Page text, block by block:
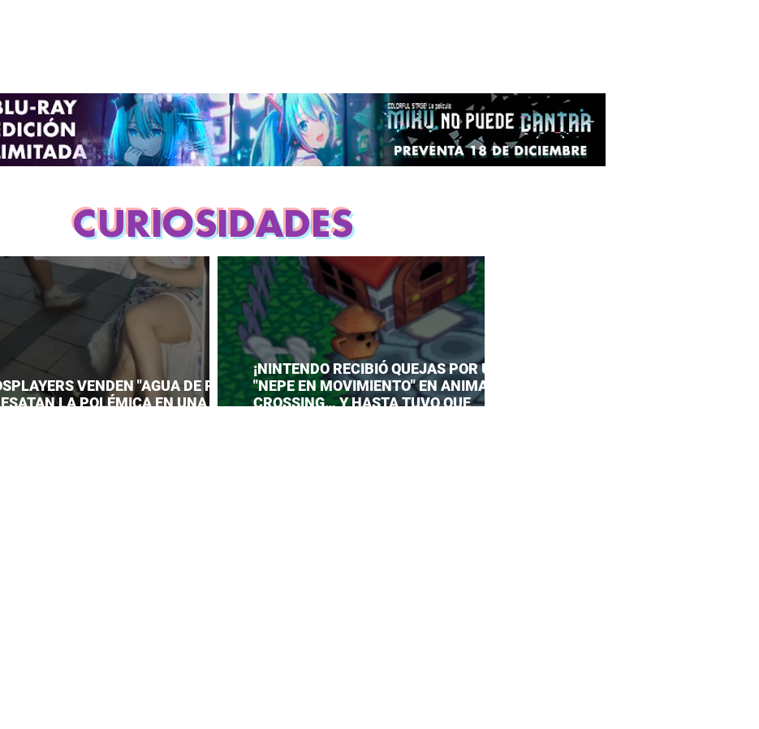
CURIOSIDADES
VENDEN "AGUA DE PIES"
LA POLÉMICA EN UNA
¡NINTENDO RECIBIÓ QUEJAS POR UN
"NEPE EN MOVIMIENTO" EN ANIMAL
CROSSING… Y HASTA TUVO QUE